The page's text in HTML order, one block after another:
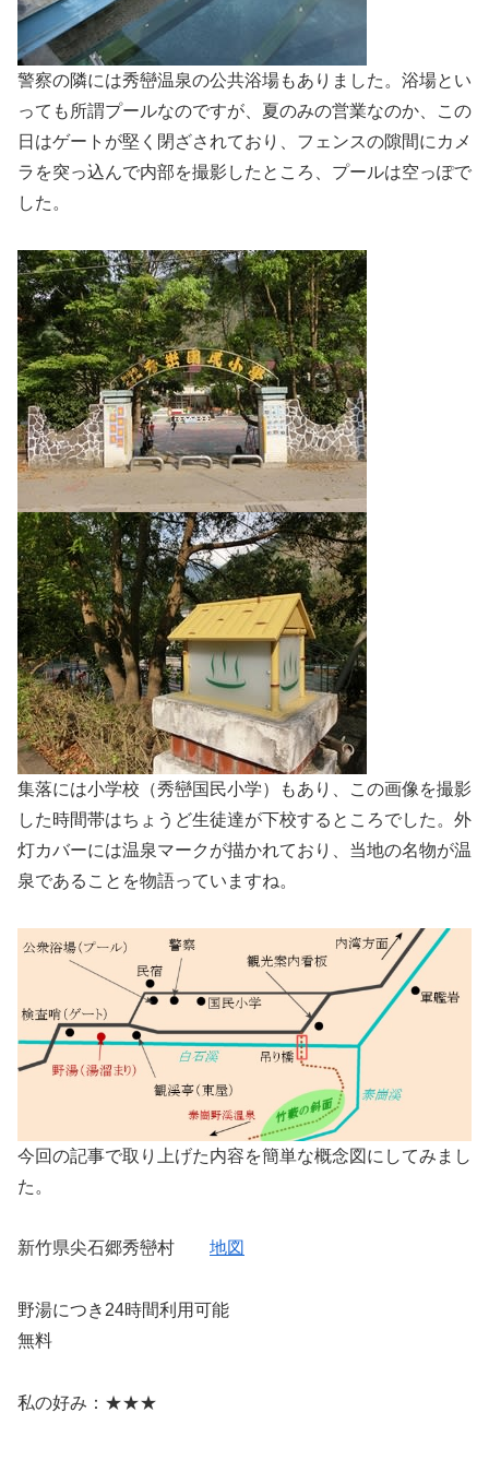
警察の隣には秀巒温泉の公共浴場もありました。浴場とい
っても所謂プールなのですが、夏のみの営業なのか、この
日はゲートが堅く閉ざされており、フェンスの隙間にカメ
ラを突っ込んで内部を撮影したところ、プールは空っぽで
した。
集落には小学校（秀巒国民小学）もあり、この画像を撮影
した時間帯はちょうど生徒達が下校するところでした。外
灯カバーには温泉マークが描かれており、当地の名物が温
泉であることを物語っていますね。
今回の記事で取り上げた内容を簡単な概念図にしてみまし
た。
新竹県尖石郷秀巒村 地図
野湯につき24時間利用可能
無料
私の好み：★★★